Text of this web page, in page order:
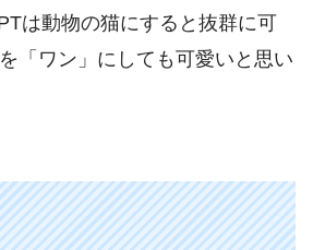
は動物の猫にすると抜群に可
「ワン」にしても可愛いと思い